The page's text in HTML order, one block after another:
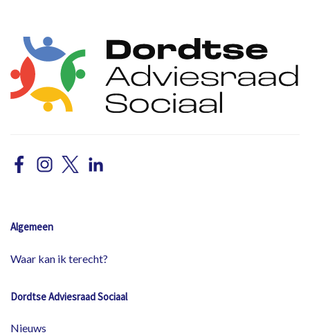
Algemeen
Waar kan ik terecht?
Dordtse Adviesraad Sociaal
Nieuws